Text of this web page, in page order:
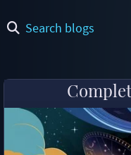
Search blogs